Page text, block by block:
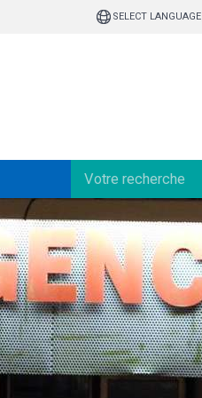
SELECT LANGUAGE